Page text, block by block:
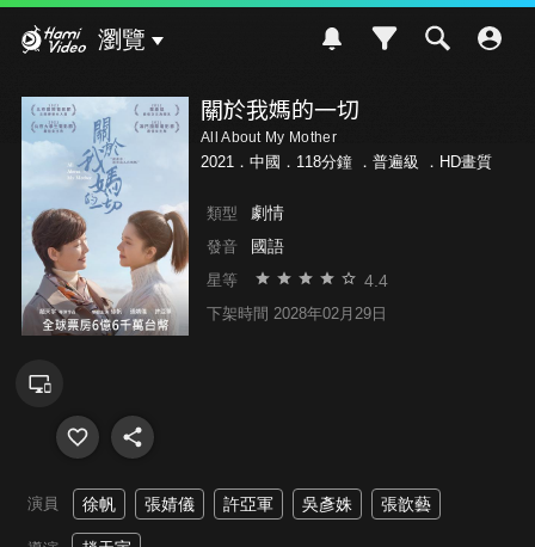
瀏覽
關於我媽的一切
All About My Mother
2021．中國．118分鐘 ． 普遍級 ．HD畫質
類型 劇情
發音 國語
星等 4.4
下架時間 2028年02月29日
演員 徐帆 張婧儀 許亞軍 吳彥姝 張歆藝